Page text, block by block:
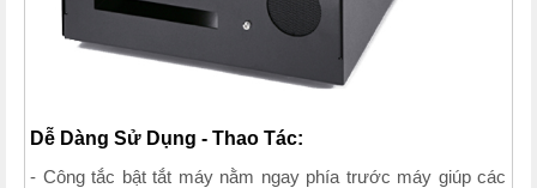
Dễ Dàng Sử Dụng - Thao Tác:
- Công tắc bật tắt máy nằm ngay phía trước máy giúp các